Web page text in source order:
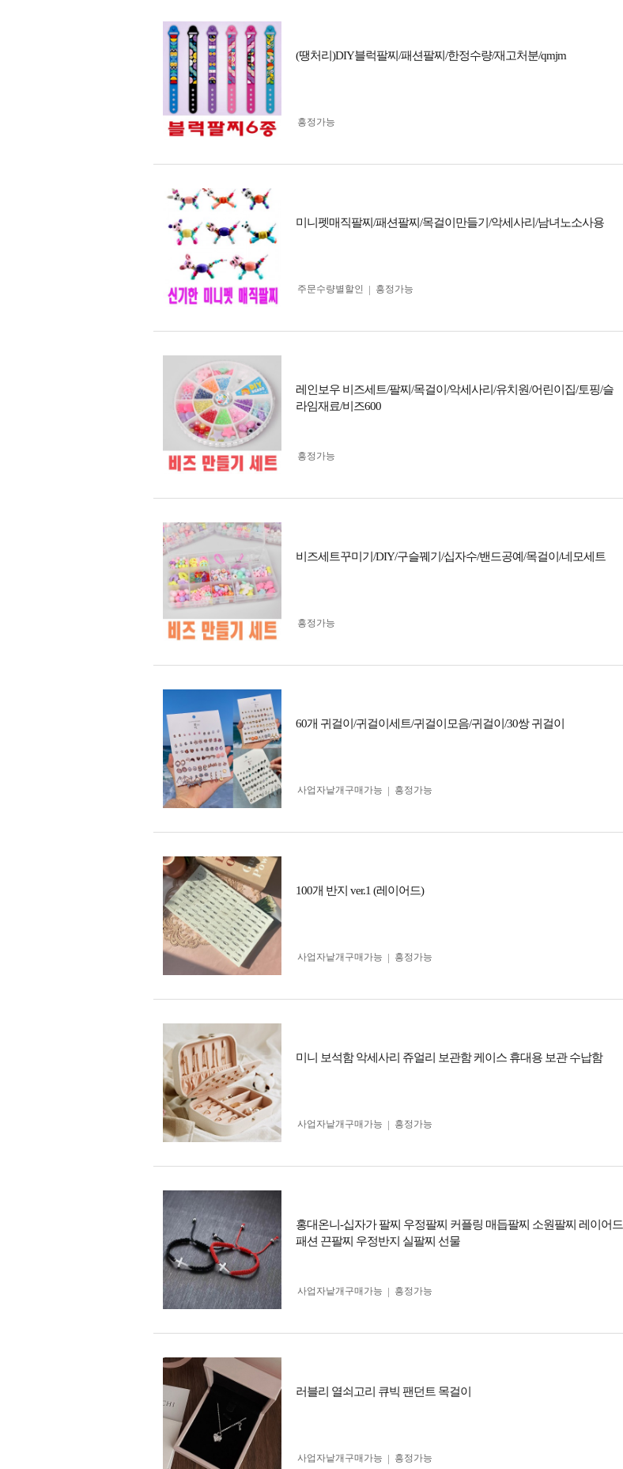
(땡처리)DIY블럭팔찌/패션팔찌/한정수량/재고처분/qmjm
흥정가능
미니펫매직팔찌/패션팔찌/목걸이만들기/악세사리/남녀노소사용
주문수량별할인
흥정가능
레인보우 비즈세트/팔찌/목걸이/악세사리/유치원/어린이집/토핑/슬
라임재료/비즈600
흥정가능
비즈세트꾸미기/DIY/구슬꿰기/십자수/밴드공예/목걸이/네모세트
흥정가능
60개 귀걸이/귀걸이세트/귀걸이모음/귀걸이/30쌍 귀걸이
사업자 낱개구매가능 흥정가능
100개 반지 ver.1 (레이어드)
사업자 낱개구매가능 흥정가능
미니 보석함 악세사리 쥬얼리 보관함 케이스 휴대용 보관 수납함
사업자 낱개구매가능 흥정가능
홍대온니-십자가 팔찌 우정팔찌 커플링 매듭팔찌 소원팔찌 레이어드
패션 끈팔찌 우정반지 실팔찌 선물
사업자 낱개구매가능
흥정가능
러블리 열쇠고리 큐빅 팬던트 목걸이
사업자 낱개구매가능 흥정가능